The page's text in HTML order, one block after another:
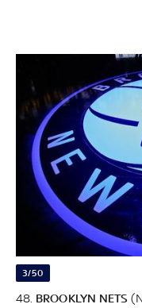
3/50
48. BROOKLYN NETS